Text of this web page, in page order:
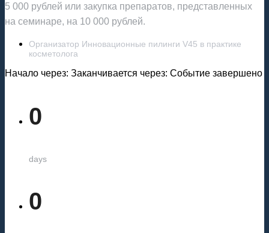
5 000 рублей или закупка препаратов, представленных
на семинаре, на 10 000 рублей.
Организатор Инновационные пилинги V45 в практике
косметолога
Начало через: Заканчивается через: Событие завершено
0
days
0